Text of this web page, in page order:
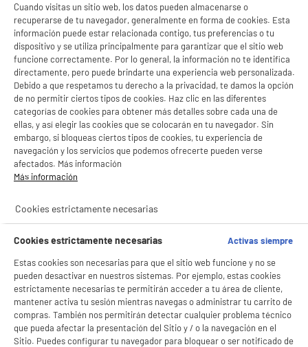
Electrodomésticos
Televisores
Cocina
Móviles y Movilidad
Hogar
Higiene y salud
DEPOT
Con el fin de mejorar tu experiencia, y tras tu consentimiento, ELECTRO DEPOT
y sus socios utilizan cookies que procesan tus datos personales para:
- compartir contenido adaptado a tus preferencias
- ofrecer publicidad y comunicaciones personalizadas
- facilitar el intercambio de contenido en las redes sociales
- analizar el tráfico en nuestro sitio web Consulta la política de cookies.
Consulta la política de cookies..
Si aceptas, la experiencia será aún mejor. Si no acepta, se utilizarán cookies
estadísticas anónimas basadas en tu navegación. Puedes oponerte a su uso
gestionando sus cookies.
¡Buena visita!
Gestionar cookies
Cuando visitas un sitio web, los datos pueden almacenarse o
recuperarse de tu navegador, generalmente en forma de cookies. Esta
información puede estar relacionada contigo, tus preferencias o tu
dispositivo y se utiliza principalmente para garantizar que el sitio web
funcione correctamente. Por lo general, la información no te identifica
directamente, pero puede brindarte una experiencia web personalizada.
Debido a que respetamos tu derecho a la privacidad, te damos la opción
de no permitir ciertos tipos de cookies. Haz clic en las diferentes
categorías de cookies para obtener más detalles sobre cada una de
ellas, y así elegir las cookies que se colocarán en tu navegador. Sin
embargo, si bloqueas ciertos tipos de cookies, tu experiencia de
navegación y los servicios que podemos ofrecerte pueden verse
afectados. Más información
Más información
Cookies estrictamente necesarias
Cookies estrictamente necesarias
Activas siempre
Estas cookies son necesarias para que el sitio web funcione y no se
pueden desactivar en nuestros sistemas. Por ejemplo, estas cookies
estrictamente necesarias te permitirán acceder a tu área de cliente,
mantener activa tu sesión mientras navegas o administrar tu carrito de
compras. También nos permitirán detectar cualquier problema técnico
que pueda afectar la presentación del Sitio y / o la navegación en el
Sitio. Puedes configurar tu navegador para bloquear o ser notificado de